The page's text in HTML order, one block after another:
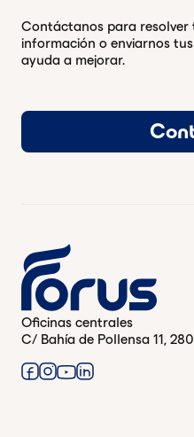
Contáctanos para resolver
información o enviarnos
ayuda a mejorar.
Oficinas centrales
C/ Bahía de Pollensa 11,